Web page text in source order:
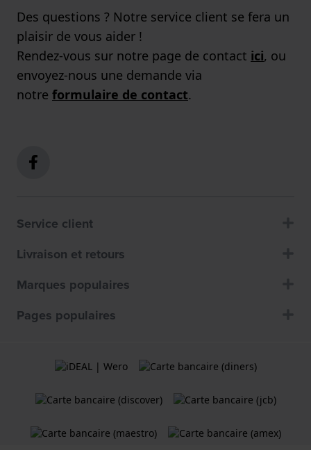
Des questions ? Notre service client se fera un
plaisir de vous aider !
Rendez-vous sur notre page de contact ici, ou
envoyez-nous une demande via
notre formulaire de contact.
Service client
Livraison et retours
Marques populaires
Pages populaires